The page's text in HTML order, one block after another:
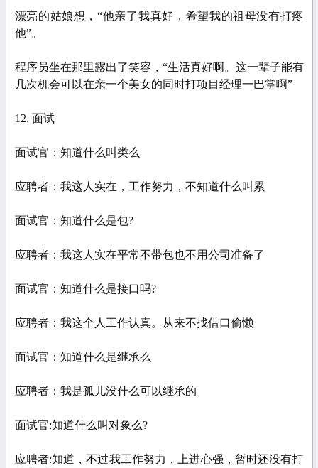
漂亮的姑娘想，“他亲了我真好，希望我的祖母没有打疼
他”。
程序员坐在那里露出了笑容，“生活真好啊。这一辈子能有
几次机会可以在亲一个美女的同时打项目经理一巴掌啊”
12. 面试
面试官：知道什么叫类么
应聘者：我这人实在，工作努力，不知道什么叫累
面试官：知道什么是包?
应聘者：我这人实在平常不带包也不用公司准备了
面试官：知道什么是接口吗?
应聘者：我这个人工作认真。从来不找借口偷懒
面试官：知道什么是继承么
应聘者：我是孤儿没什么可以继承的
面试官:知道什么叫对象么?
应聘者:知道，不过我工作努力，上进心强，暂时还没有打